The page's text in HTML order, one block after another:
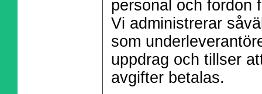
personal och fordon
Vi administrerar
som
uppdrag och tillser
avgifter betalas.